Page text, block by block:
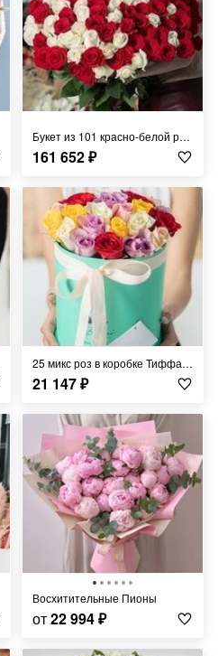
Букет из 101 красно-белой розы
161 652₽
25 микс роз в коробке Тиффани
21 147₽
Восхитительные Пионы
от22 994₽